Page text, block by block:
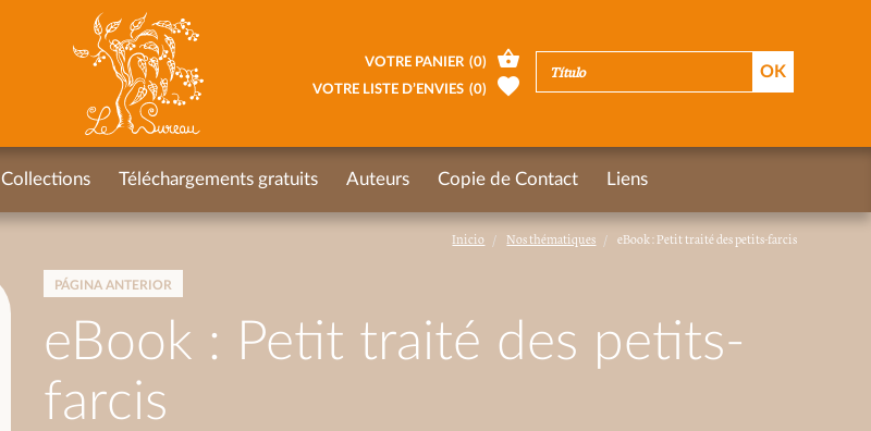
Inicio Nos thématiques eBook : Petit traité des petits-farcis
PÁGINA ANTERIOR
eBook : Petit traité des petits-
farcis
VOTRE PANIER (0)
VOTRE LISTE D’ENVIES (0)
Collections Téléchargements gratuits Auteurs Copie de Contact Liens